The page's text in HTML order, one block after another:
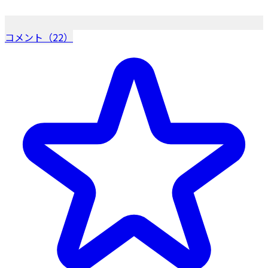
コメント（22）